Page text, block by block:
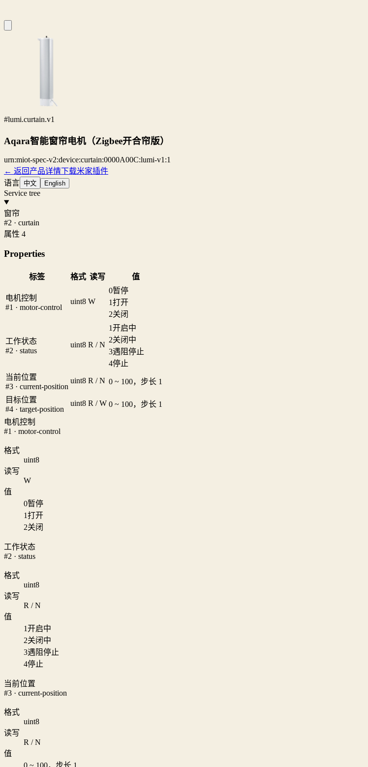
#lumi.curtain.v1
Aqara智能窗帘电机（Zigbee开合帘版）
urn:miot-spec-v2:device:curtain:0000A00C:lumi-v1:1
← 返回产品详情下载米家插件
语言 中文 English
Service tree
窗帘
#2 · curtain
属性 4
Properties
标签 格式 读写 值
电机控制
#1 · motor-control
uint8 W
0暂停
1打开
2关闭
工作状态
#2 · status
uint8 R / N
1开启中
2关闭中
3遇阻停止
4停止
当前位置
#3 · current-position
uint8 R / N 0 ~ 100，步长 1
目标位置
#4 · target-position
uint8 R / W 0 ~ 100，步长 1
电机控制
#1 · motor-control
格式
uint8
读写
W
值
0暂停
1打开
2关闭
工作状态
#2 · status
格式
uint8
读写
R / N
值
1开启中
2关闭中
3遇阻停止
4停止
当前位置
#3 · current-position
格式
uint8
读写
R / N
值
0 ~ 100，步长 1